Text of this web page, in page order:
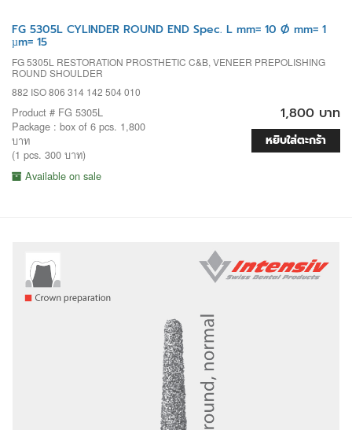
FG 5305L CYLINDER ROUND END Spec. L mm= 10 Ø mm= 1
µm= 15
FG 5305L RESTORATION PROSTHETIC C&B, VENEER PREPOLISHING
ROUND SHOULDER
882 ISO 806 314 142 504 010
Product # FG 5305L
Package : box of 6 pcs. 1,800
บาท
(1 pcs. 300 บาท)
Available on sale
1,800 บาท
หยิบใส่ตะกร้า